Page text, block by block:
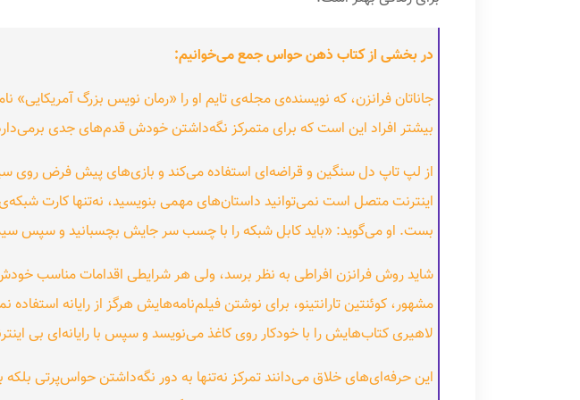
‌در بخشی از کتاب ذهن حواس جمع می‌خوانیم:
جاناتان فرانزن، که نویسنده‌ی مجله‌ی تایم او را «رمان نویس بزرگ
بیشتر افراد این است که برای متمرکز نگه‌داشتن خودش قدم‌های جدی برمی‌دارد. مجله‌ی تایم
از لپ تاپ دل سنگین و قراضه‌ای استفاده می‌کند و بازی‌های پیش فرض روی
اینترنت متصل است نمی‌توانید داستان‌های مهمی بنویسید، نه‌تنها کارت
بست. او می‌گوید: «باید کابل شبکه را با چسب سر جایش بچسبانید و سپس
شاید روش فرانزن افراطی به نظر برسد، ولی هر شرایطی اقدامات مناسب خودش
مشهور، کوئنتین تارانتینو، برای نوشتن فیلم‌نامه‌هایش هرگز از رایانه
لاهیری کتاب‌هایش را با خودکار روی کاغذ می‌نویسد و سپس با رایانه‌ای بی
این حرفه‌ای‌های خلاق می‌دانند تمرکز نه‌تنها به دور نگه‌داشتن حواس‌پرتی